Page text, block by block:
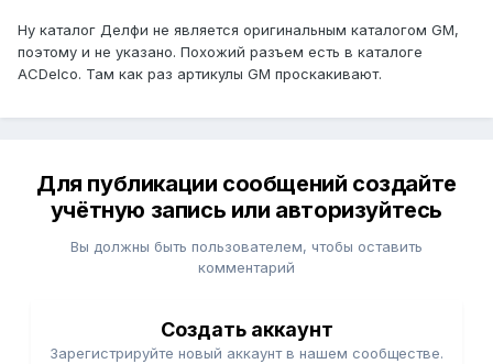
Ну каталог Делфи не является оригинальным каталогом GM,
поэтому и не указано. Похожий разъем есть в каталоге
ACDelco. Там как раз артикулы GM проскакивают.
Для публикации сообщений создайте
учётную запись или авторизуйтесь
Вы должны быть пользователем, чтобы оставить
комментарий
Создать аккаунт
Зарегистрируйте новый аккаунт в нашем сообществе.